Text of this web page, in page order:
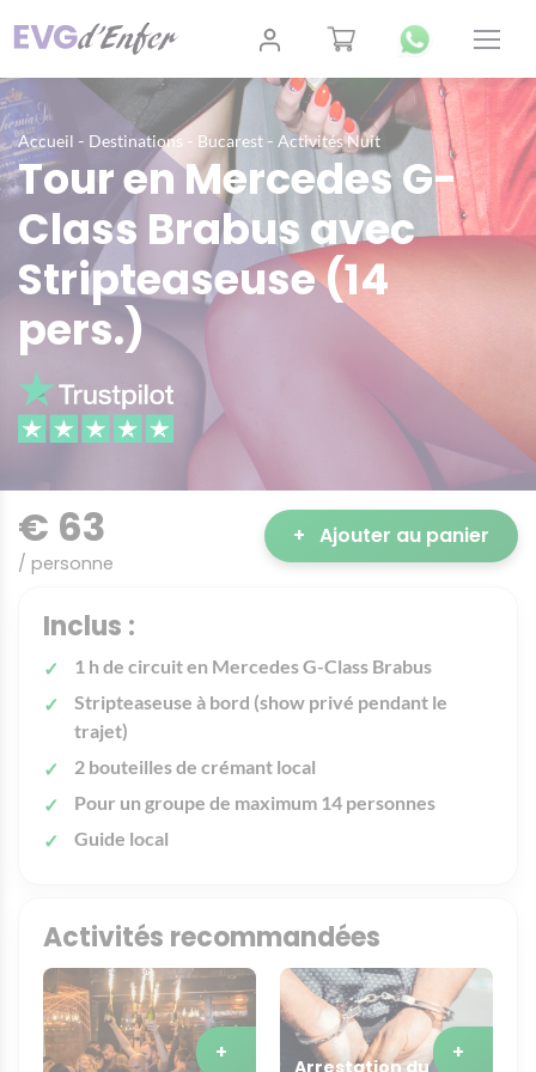
Accueil - Destinations - Bucarest - Activités Nuit
Tour en Mercedes G-
Class Brabus avec
Stripteaseuse (14
pers.)
€ 63
/ personne
+ Ajouter au panier
Inclus :
1 h de circuit en Mercedes G-Class Brabus
Stripteaseuse à bord (show privé pendant le
trajet)
2 bouteilles de crémant local
Pour un groupe de maximum 14 personnes
Guide local
Activités recommandées
+ +